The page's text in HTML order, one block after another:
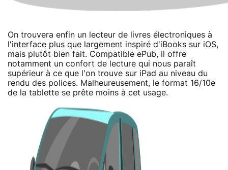
On trouvera enfin un lecteur de livres électroniques à
l'interface plus que largement inspiré d'iBooks sur iOS,
mais plutôt bien fait. Compatible ePub, il offre
notamment un confort de lecture qui nous paraît
supérieur à ce que l'on trouve sur iPad au niveau du
rendu des polices. Malheureusement, le format 16/10e
de la tablette se prête moins à cet usage.